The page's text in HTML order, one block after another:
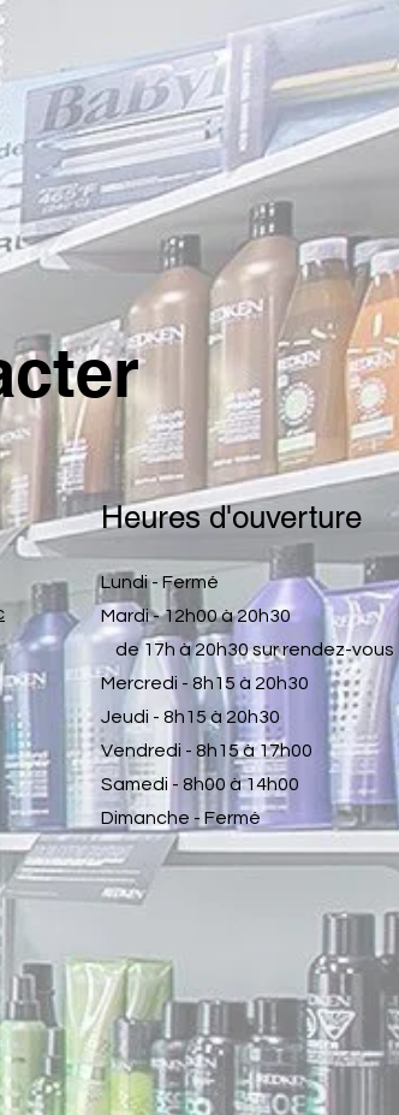
Heures d'ouverture
Lundi - Fermé
Mardi - 12h00 à 20h30
de 17h à 20h30 sur rendez-vous
Mercredi - 8h15 à 20h30
Jeudi - 8h15 à 20h30
Vendredi - 8h15 à 17h00
Samedi - 8h00 à 14h00
Dimanche - Fermé